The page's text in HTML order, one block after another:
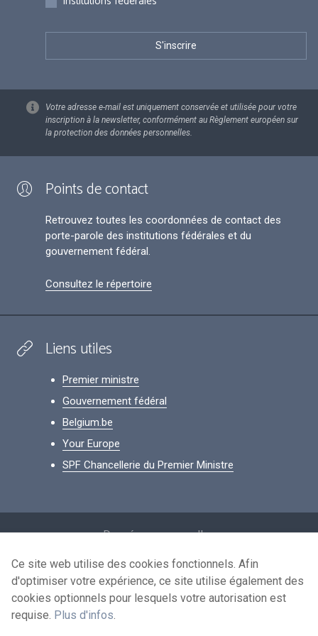
Votre adresse e-mail est uniquement conservée et utilisée pour votre
inscription à la newsletter, conformément au Règlement européen sur
la protection des données personnelles.
Points de contact
Retrouvez toutes les coordonnées de contact des
porte-parole des institutions fédérales et du
gouvernement fédéral.
Consultez le répertoire
Liens utiles
Premier ministre
Gouvernement fédéral
Belgium.be
Your Europe
SPF Chancellerie du Premier Ministre
Données personnelles
Conditions de réutilisation
Contactez-nous
Ce site web utilise des cookies fonctionnels. Afin
d'optimiser votre expérience, ce site utilise également des
cookies optionnels pour lesquels votre autorisation est
requise. Plus d'infos.